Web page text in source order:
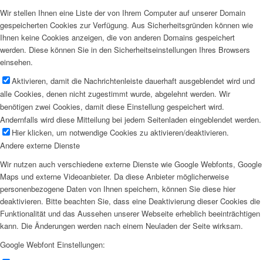
Wir stellen Ihnen eine Liste der von Ihrem Computer auf unserer Domain
gespeicherten Cookies zur Verfügung. Aus Sicherheitsgründen können wie
Ihnen keine Cookies anzeigen, die von anderen Domains gespeichert
werden. Diese können Sie in den Sicherheitseinstellungen Ihres Browsers
einsehen.
Aktivieren, damit die Nachrichtenleiste dauerhaft ausgeblendet wird und
alle Cookies, denen nicht zugestimmt wurde, abgelehnt werden. Wir
benötigen zwei Cookies, damit diese Einstellung gespeichert wird.
Andernfalls wird diese Mitteilung bei jedem Seitenladen eingeblendet werden.
Hier klicken, um notwendige Cookies zu aktivieren/deaktivieren.
Andere externe Dienste
Wir nutzen auch verschiedene externe Dienste wie Google Webfonts, Google
Maps und externe Videoanbieter. Da diese Anbieter möglicherweise
personenbezogene Daten von Ihnen speichern, können Sie diese hier
deaktivieren. Bitte beachten Sie, dass eine Deaktivierung dieser Cookies die
Funktionalität und das Aussehen unserer Webseite erheblich beeinträchtigen
kann. Die Änderungen werden nach einem Neuladen der Seite wirksam.
Google Webfont Einstellungen: